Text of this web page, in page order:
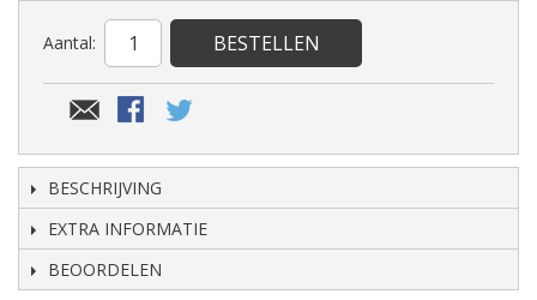
Aantal: BESTELLEN
BESCHRIJVING
EXTRA INFORMATIE
BEOORDELEN